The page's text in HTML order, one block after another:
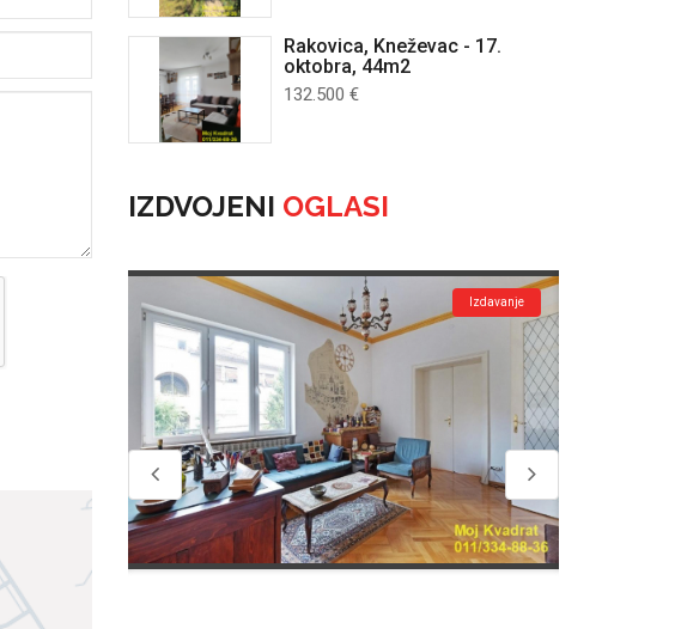
Rakovica, Kneževac - 17.
oktobra, 44m2
132.500 €
IZDVOJENI OGLASI
Izdavanje